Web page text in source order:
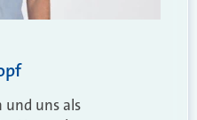
und uns als